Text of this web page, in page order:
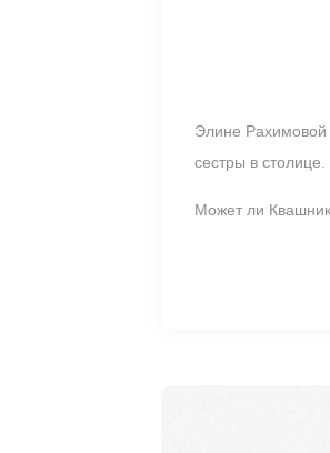
Элине Рахимовой
сестры в столице.
Может ли